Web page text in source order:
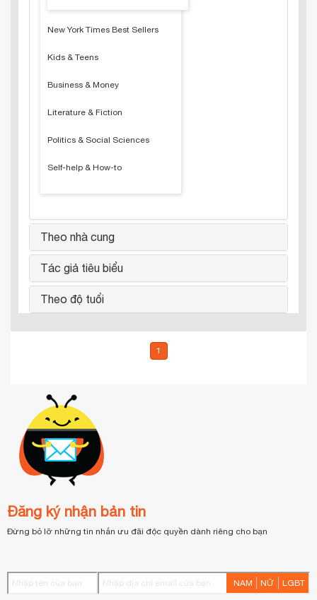
New York Times Best Sellers
Kids & Teens
Business & Money
Literature & Fiction
Politics & Social Sciences
Self-help & How-to
Theo nhà cung
Tác giả tiêu biểu
Theo độ tuổi
1
Đăng ký nhận bản tin
Đừng bỏ lỡ những tin nhắn ưu đãi độc quyền dành riêng cho bạn
NAM NỮ LGBT